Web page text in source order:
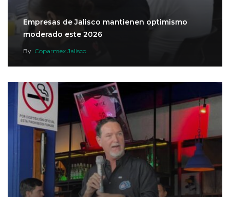
Empresas de Jalisco mantienen optimismo
moderado este 2026
By Coparmex Jalisco